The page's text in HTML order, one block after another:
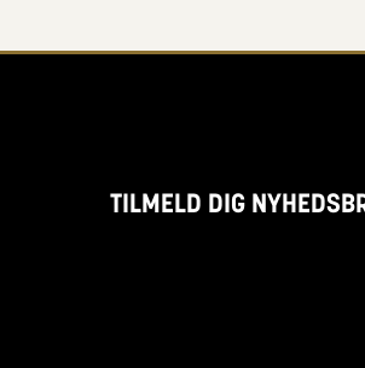
TILMELD DIG